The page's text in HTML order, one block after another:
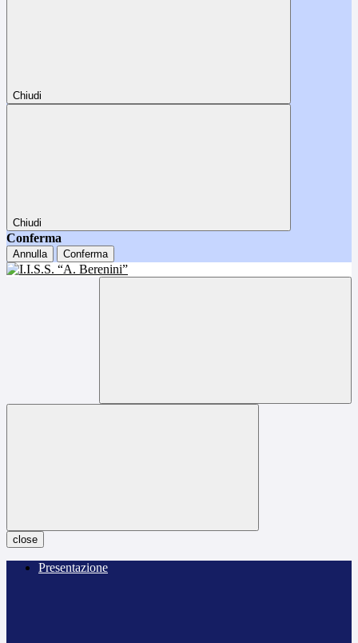
Chiudi
Chiudi
Conferma
Annulla Conferma
close
Presentazione